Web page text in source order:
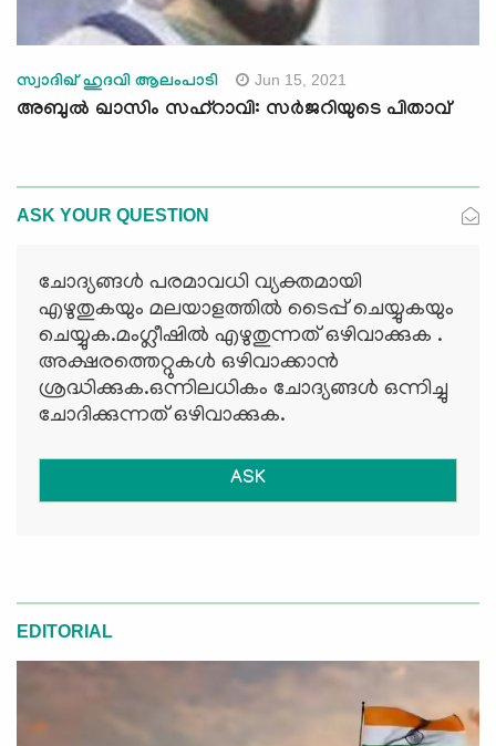
സ്വാദിഖ് ഹുദവി ആലംപാടി Jun 15, 2021
അബുൽ ഖാസിം സഹ്റാവി: സർജറിയുടെ പിതാവ്
ASK YOUR QUESTION
ചോദ്യങ്ങള്‍ പരമാവധി വ്യക്തമായി
എഴുതുകയും മലയാളത്തില്‍ ടൈപ്പ് ചെയ്യുകയും
ചെയ്യുക.മംഗ്ലീഷില്‍ എഴുതുന്നത് ഒഴിവാക്കുക .
അക്ഷരത്തെറ്റുകള്‍ ഒഴിവാക്കാന്‍
ശ്രദ്ധിക്കുക.ഒന്നിലധികം ചോദ്യങ്ങള്‍ ഒന്നിച്ചു
ചോദിക്കുന്നത് ഒഴിവാക്കുക.
ASK
EDITORIAL